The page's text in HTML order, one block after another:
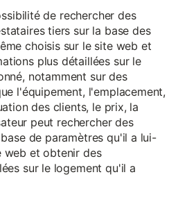
de rechercher des
tiers sur la base des
choisis sur le site web et
plus détaillées sur le
notamment sur des
l'équipement, l'emplacement,
des clients, le prix, la
peut rechercher des
de paramètres qu'il a lui-
web et obtenir des
sur le logement qu'il a